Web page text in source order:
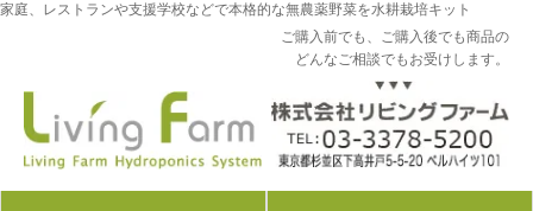
家庭、レストランや支援学校などで本格的な無農薬野菜を水耕栽培キット
ご購入前でも、ご購入後でも商品の
どんなご相談でもお受けします。